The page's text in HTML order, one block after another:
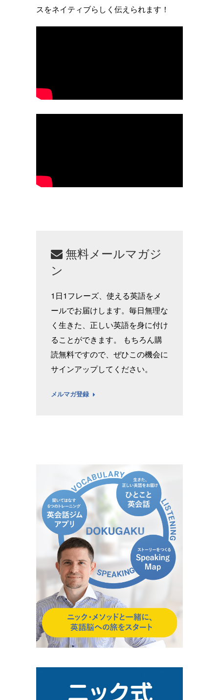
スをネイティブらしく伝えられます！
無料メールマガジ
ン
1日1フレーズ、使える英語をメ
ールでお届けします。毎日無理な
く生きた、正しい英語を身に付け
ることができます。 もちろん購
読無料ですので、ぜひこの機会に
サインアップしてください。
メルマガ登録